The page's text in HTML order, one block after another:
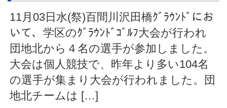
11月03日水(祭)百間川沢田橋ｸﾞﾗｳﾝﾄﾞにお
いて、学区のｸﾞﾗｳﾝﾄﾞｺﾞﾙﾌ大会が行われ
団地北から４名の選手が参加しました。
大会は個人競技で、昨年より多い104名
の選手が集まり大会が行われました。団
地北チームは […]